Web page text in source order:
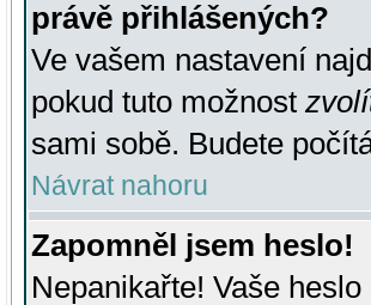
právě přihlášených?
Ve vašem nastavení
pokud tuto možnost
sami sobě. Budete
Návrat nahoru
Zapomněl jsem heslo!
Nepanikařte! Vaše